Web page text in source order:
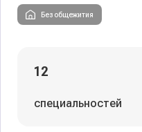
Без общежития
12
специальностей